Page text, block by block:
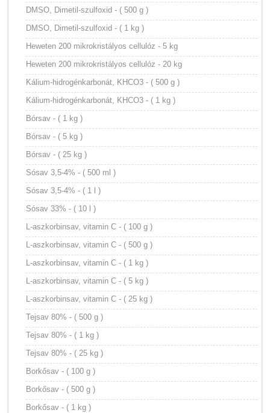
DMSO, Dimetil-szulfoxid - ( 500 g )
DMSO, Dimetil-szulfoxid - ( 1 kg )
Heweten 200 mikrokristályos cellulóz - 5 kg
Heweten 200 mikrokristályos cellulóz - 20 kg
Kálium-hidrogénkarbonát, KHCO3 - ( 500 g )
Kálium-hidrogénkarbonát, KHCO3 - ( 1 kg )
Bórsav - ( 1 kg )
Bórsav - ( 5 kg )
Bórsav - ( 25 kg )
Sósav 3,5-4% - ( 500 ml )
Sósav 3,5-4% - ( 1 l )
Sósav 33% - ( 10 l )
L-aszkorbinsav, vitamin C - ( 100 g )
L-aszkorbinsav, vitamin C - ( 500 g )
L-aszkorbinsav, vitamin C - ( 1 kg )
L-aszkorbinsav, vitamin C - ( 5 kg )
L-aszkorbinsav, vitamin C - ( 25 kg )
Tejsav 80% - ( 500 g )
Tejsav 80% - ( 1 kg )
Tejsav 80% - ( 25 kg )
Borkősav - ( 100 g )
Borkősav - ( 500 g )
Borkősav - ( 1 kg )